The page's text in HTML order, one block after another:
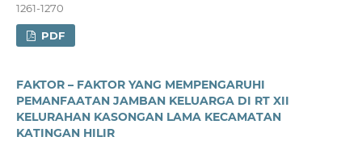
1261-1270
PDF
FAKTOR – FAKTOR YANG MEMPENGARUHI
PEMANFAATAN JAMBAN KELUARGA DI RT XII
KELURAHAN KASONGAN LAMA KECAMATAN
KATINGAN HILIR